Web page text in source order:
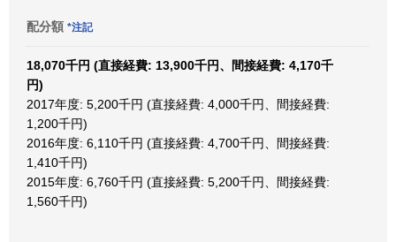
配分額 *注記
18,070千円 (直接経費: 13,900千円、間接経費: 4,170千
円)
2017年度: 5,200千円 (直接経費: 4,000千円、間接経費:
1,200千円)
2016年度: 6,110千円 (直接経費: 4,700千円、間接経費:
1,410千円)
2015年度: 6,760千円 (直接経費: 5,200千円、間接経費:
1,560千円)